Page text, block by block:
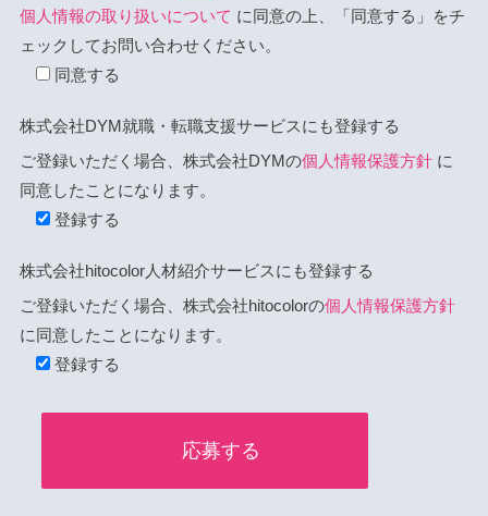
個人情報の取り扱いについて に同意の上、「同意する」をチ
ェックしてお問い合わせください。
同意する
株式会社DYM就職・転職支援サービスにも登録する
ご登録いただく場合、株式会社DYMの個人情報保護方針に
同意したことになります。
登録する
株式会社hitocolor人材紹介サービスにも登録する
ご登録いただく場合、株式会社hitocolorの個人情報保護方針
に同意したことになります。
登録する